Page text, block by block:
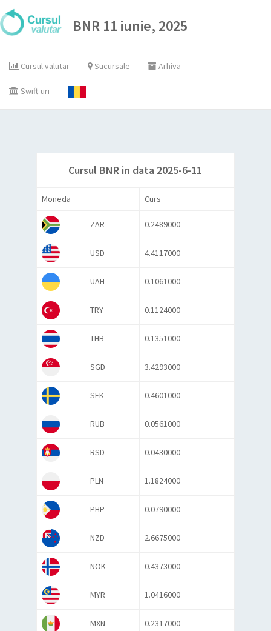
BNR 11 iunie, 2025
Cursul valutar Sucursale Arhiva
Swift-uri
Cursul BNR in data 2025-6-11
Moneda Curs
ZAR 0.2489000
USD 4.4117000
UAH 0.1061000
TRY 0.1124000
THB 0.1351000
SGD 3.4293000
SEK 0.4601000
RUB 0.0561000
RSD 0.0430000
PLN 1.1824000
PHP 0.0790000
NZD 2.6675000
NOK 0.4373000
MYR 1.0416000
MXN 0.2317000